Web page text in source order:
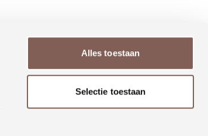
Alles toestaan
Selectie toestaan